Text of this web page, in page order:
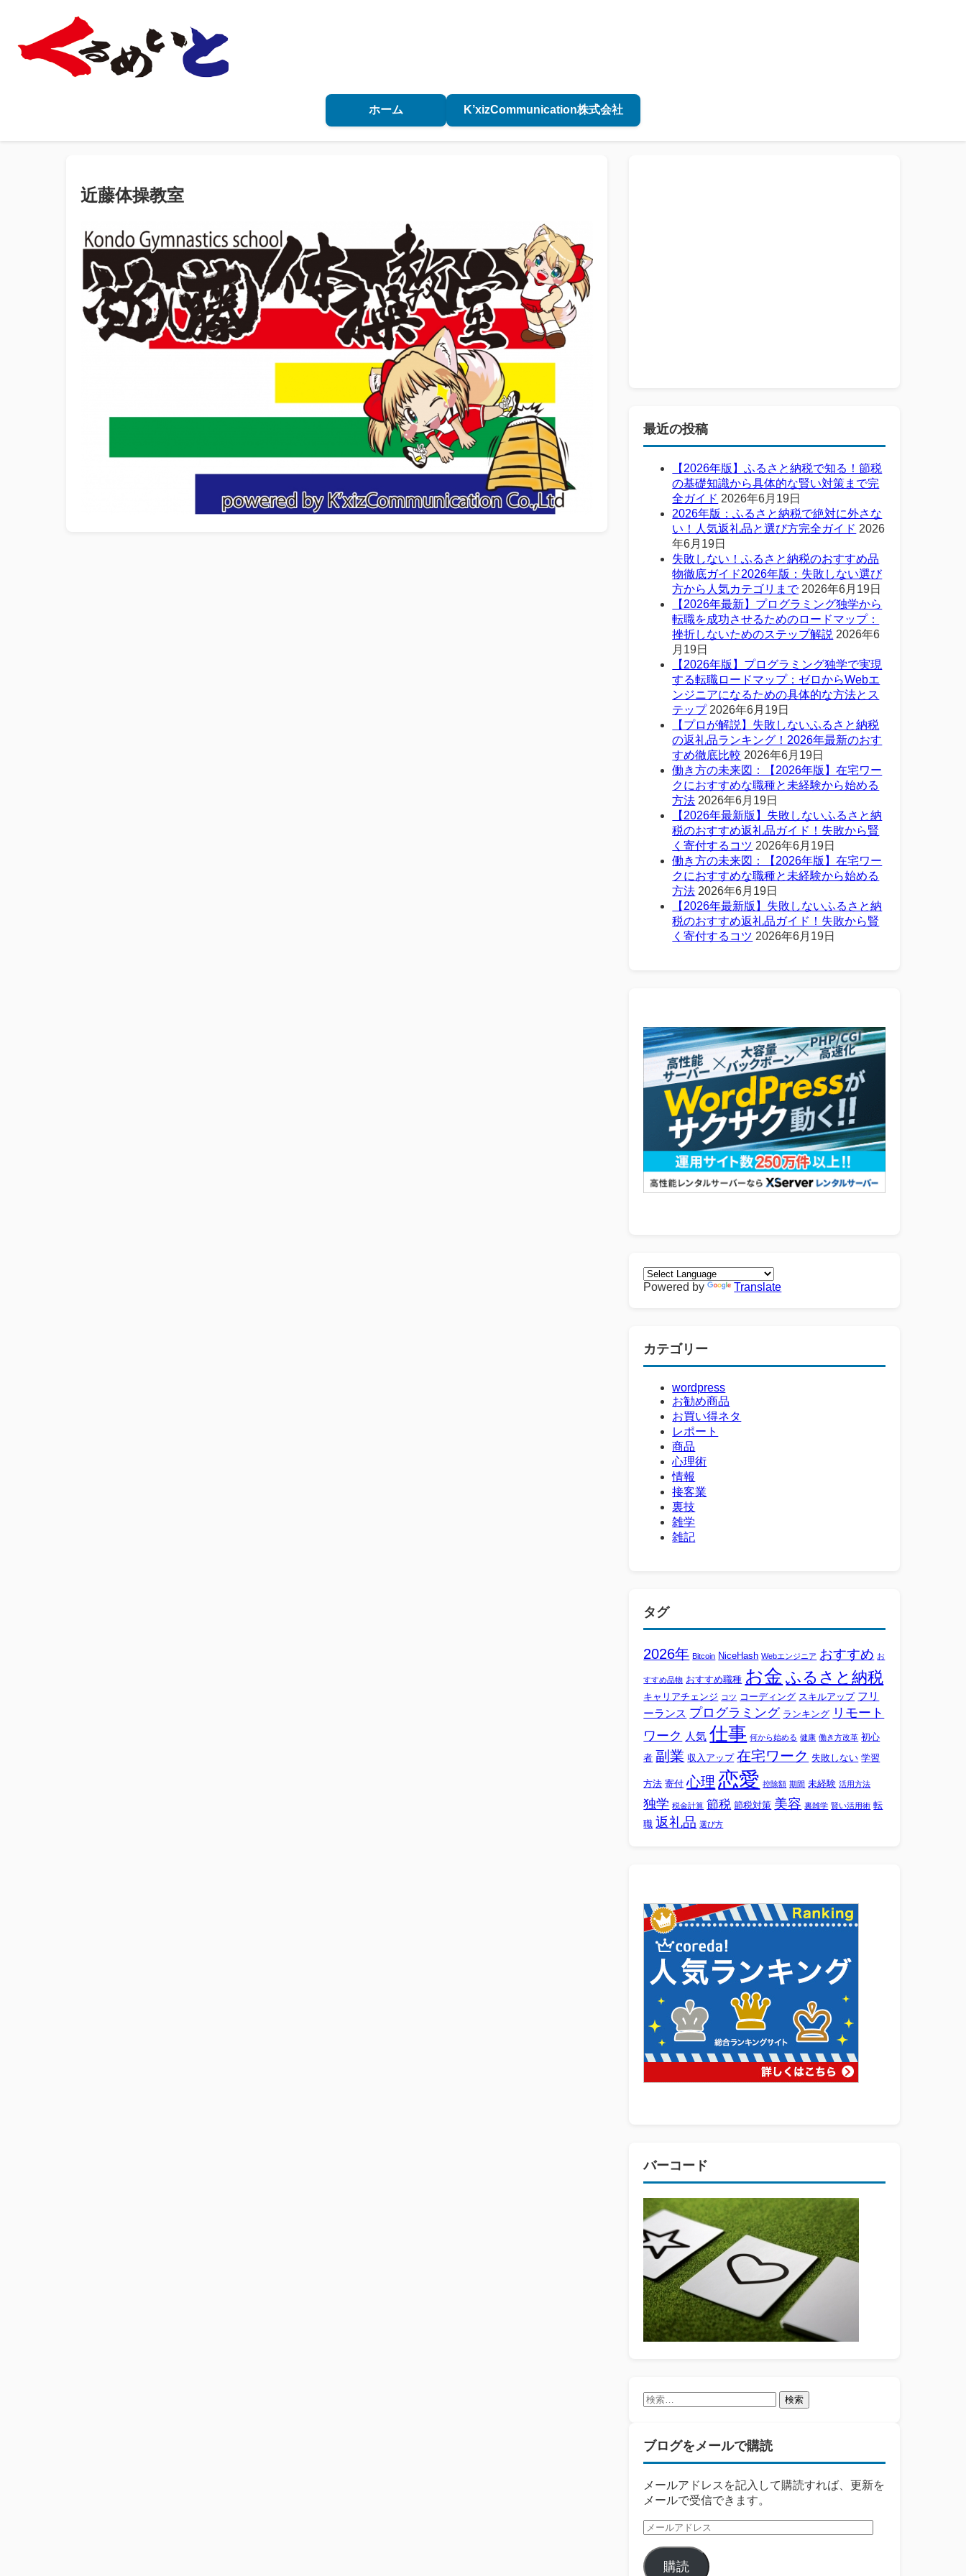
ホーム K’xizCommunication株式会社
近藤体操教室
最近の投稿
【2026年版】ふるさと納税で知る！節税
の基礎知識から具体的な賢い対策まで完
全ガイド 2026年6月19日
2026年版：ふるさと納税で絶対に外さな
い！人気返礼品と選び方完全ガイド 2026
年6月19日
失敗しない！ふるさと納税のおすすめ品
物徹底ガイド2026年版：失敗しない選び
方から人気カテゴリまで 2026年6月19日
【2026年最新】プログラミング独学から
転職を成功させるためのロードマップ：
挫折しないためのステップ解説 2026年6
月19日
【2026年版】プログラミング独学で実現
する転職ロードマップ：ゼロからWebエ
ンジニアになるための具体的な方法とス
テップ 2026年6月19日
【プロが解説】失敗しないふるさと納税
の返礼品ランキング！2026年最新のおす
すめ徹底比較 2026年6月19日
働き方の未来図：【2026年版】在宅ワー
クにおすすめな職種と未経験から始める
方法 2026年6月19日
【2026年最新版】失敗しないふるさと納
税のおすすめ返礼品ガイド！失敗から賢
く寄付するコツ 2026年6月19日
働き方の未来図：【2026年版】在宅ワー
クにおすすめな職種と未経験から始める
方法 2026年6月19日
【2026年最新版】失敗しないふるさと納
税のおすすめ返礼品ガイド！失敗から賢
く寄付するコツ 2026年6月19日
Powered by Translate
カテゴリー
wordpress
お勧め商品
お買い得ネタ
レポート
商品
心理術
情報
接客業
裏技
雑学
雑記
タグ
2026年 Bitcoin NiceHash Webエンジニア おすすめ お
すすめ品物 おすすめ職種 お金 ふるさと納税
キャリアチェンジ コツ コーディング スキルアップ フリ
ーランス プログラミング ランキング リモート
ワーク 人気 仕事 何から始める 健康 働き方改革 初心
者 副業 収入アップ 在宅ワーク 失敗しない 学習
方法 寄付 心理 恋愛 控除額 期間 未経験 活用方法
独学 税金計算 節税 節税対策 美容 裏雑学 賢い活用術 転
職 返礼品 選び方
バーコード
検
ブログをメールで購読
メールアドレスを記入して購読すれば、更新を
メールで受信できます。
メ
ル
ア
購読